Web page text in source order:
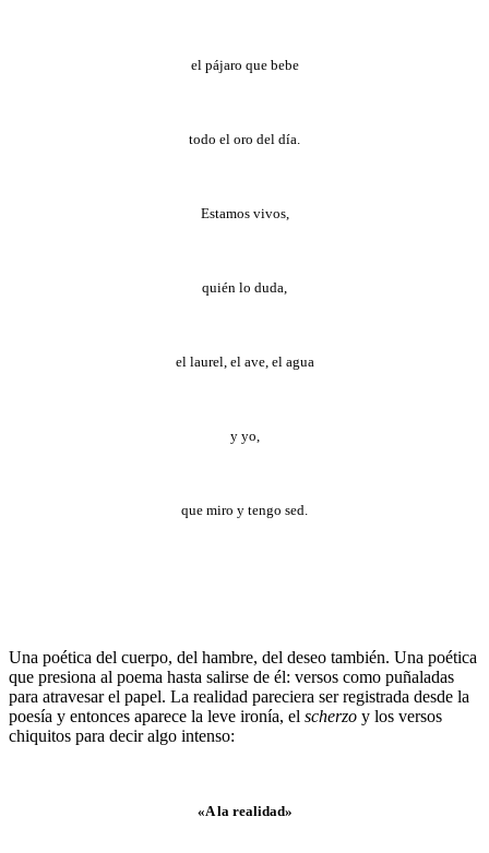
el pájaro que bebe
todo el oro del día.
Estamos vivos,
quién lo duda,
el laurel, el ave, el agua
y yo,
que miro y tengo sed.
Una poética del cuerpo, del hambre, del deseo también. Una poética
que presiona al poema hasta salirse de él: versos como puñaladas
para atravesar el papel. La realidad pareciera ser registrada desde la
poesía y entonces aparece la leve ironía, el scherzo y los versos
chiquitos para decir algo intenso:
«A la realidad»